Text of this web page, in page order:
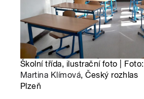
Školní třída, ilustrační foto | Foto:
Martina Klímová, Český rozhlas
Plzeň